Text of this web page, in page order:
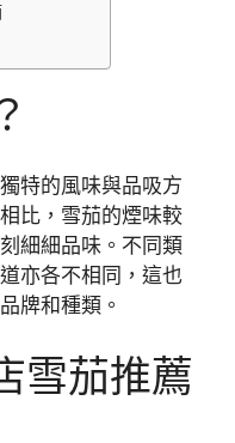
特的風味與品吸方
比，雪茄的煙味較
細細品味。不同類
亦各不相同，這也
牌和種類。
雪茄推薦